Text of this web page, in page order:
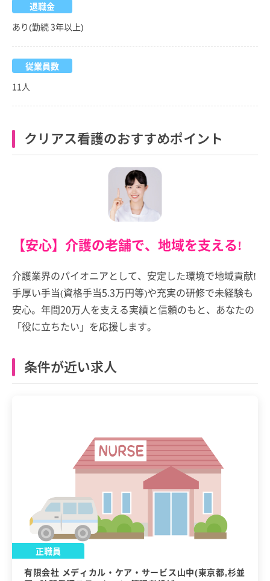
退職金
あり(勤続 3年以上)
従業員数
11人
クリアス看護のおすすめポイント
【安心】介護の老舗で、地域を支える!
介護業界のパイオニアとして、安定した環境で地域貢献!
手厚い手当(資格手当5.3万円等)や充実の研修で未経験も
安心。年間20万人を支える実績と信頼のもと、あなたの
「役に立ちたい」を応援します。
条件が近い求人
正職員
有限会社 メディカル・ケア・サービス山中(東京都,杉並